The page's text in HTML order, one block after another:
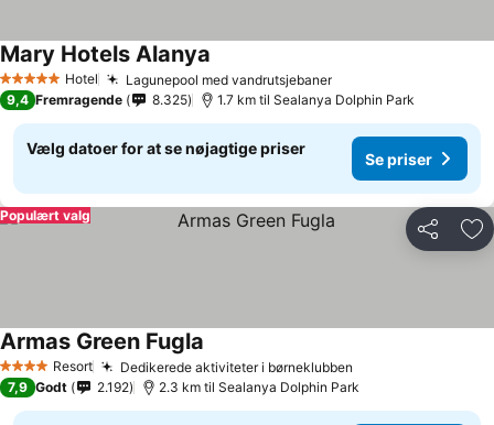
5 Stjerner Hotel Lagunepool med vandrutsjebaner
Mary Hotels Alanya
9,4 Fremragende 8.325 1.7 km til Sealanya Dolphin Park
Vælg datoer for at se nøjagtige priser
Se priser
Del
Populært valg
4 StjernerResort Dedikerede aktiviteter i børneklubben
Armas Green Fugla
7,9 Godt 2.192 2.3 km til Sealanya Dolphin Park